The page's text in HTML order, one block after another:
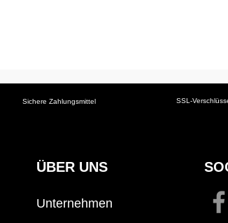
Sichere Zahlungsmittel SSL-
ÜBER UNS
Unternehmen